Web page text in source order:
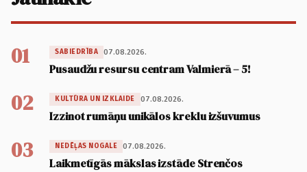
01 SABIEDRĪBA 07.08.2026.
Pusaudžu resursu centram Valmierā – 5!
02 KULTŪRA UN IZKLAIDE 07.08.2026.
Izzinot rumāņu unikālos kreklu izšuvumus
03 NEDĒĻAS NOGALE 07.08.2026.
Laikmetīgās mākslas izstāde Strenčos